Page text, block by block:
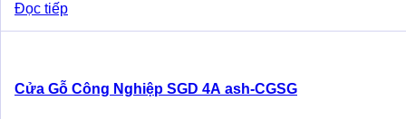
Đọc tiếp
Cửa Gỗ Công Nghiệp SGD 4A ash-CGSG